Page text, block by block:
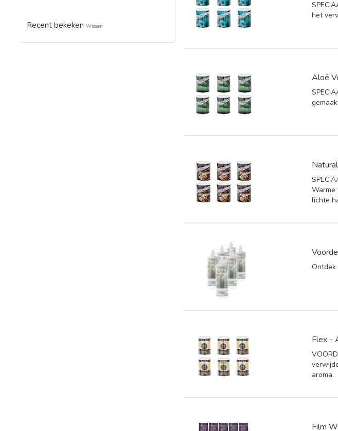
Recent bekeken Wissen
het
Aloë
lichte
Flex -
aroma.
Film